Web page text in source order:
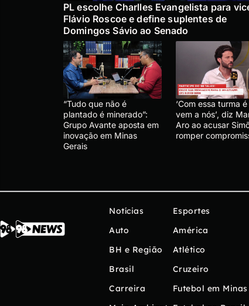
PL escolhe Charlles Evangelista para
Flávio Roscoe e define suplentes de
Domingos Sávio ao Senado
“Tudo que não é
plantado é minerado”:
Grupo Avante aposta em
inovação em Minas
Gerais
‘Com essa turma
vem a nós’, diz
Aro ao acusar
romper
Notícias
Auto
BH e Região
Brasil
Carreira
Esportes
América
Atlético
Cruzeiro
Futebol em Minas